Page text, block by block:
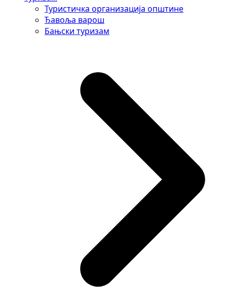
Туристичка организација општине
Ђавоља варош
Бањски туризам